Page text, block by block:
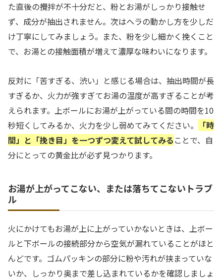
た直後の攪拌が不十分だと、粉とお湯がしっかり接触せ
ず、成分が抽出されません。次はヘラの動かし方を少しだ
け丁寧にしてみましょう。また、粉を少し細かく挽くこと
で、お湯との接触面積が増えて濃厚な味わいになります。
反対に「苦すぎる、渋い」と感じる場合は、抽出時間が長
すぎるか、火力が強すぎてお湯の温度が高すぎることが考
えられます。上ボールにお湯が上がっている間の時間を10
秒短くしてみるか、火力を少し弱めてみてください。
「時
間」と「挽き目」を一つずつ変えて試してみる ことで、自
分にとっての黄金比が必ず見つかります。
お湯が上がってこない、または落ちてこないトラブ
ル
火にかけてもお湯が上に上がっていかないときは、上ボー
ルと下ボールの接続部分から空気が漏れていることがほと
んどです。ゴムパッキンの部分に粉や汚れが挟まっていな
いか、しっかり奥まで差し込まれているかを確認しましょ